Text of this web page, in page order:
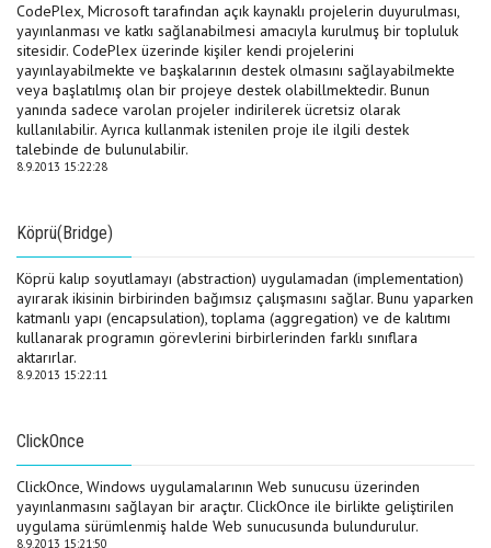
CodePlex, Microsoft tarafından açık kaynaklı projelerin duyurulması,
yayınlanması ve katkı sağlanabilmesi amacıyla kurulmuş bir topluluk
sitesidir. CodePlex üzerinde kişiler kendi projelerini
yayınlayabilmekte ve başkalarının destek olmasını sağlayabilmekte
veya başlatılmış olan bir projeye destek olabillmektedir. Bunun
yanında sadece varolan projeler indirilerek ücretsiz olarak
kullanılabilir. Ayrıca kullanmak istenilen proje ile ilgili destek
talebinde de bulunulabilir.
8.9.2013 15:22:28
Köprü(Bridge)
Köprü kalıp soyutlamayı (abstraction) uygulamadan (implementation)
ayırarak ikisinin birbirinden bağımsız çalışmasını sağlar. Bunu yaparken
katmanlı yapı (encapsulation), toplama (aggregation) ve de kalıtımı
kullanarak programın görevlerini birbirlerinden farklı sınıflara
aktarırlar.
8.9.2013 15:22:11
ClickOnce
ClickOnce, Windows uygulamalarının Web sunucusu üzerinden
yayınlanmasını sağlayan bir araçtır. ClickOnce ile birlikte geliştirilen
uygulama sürümlenmiş halde Web sunucusunda bulundurulur.
8.9.2013 15:21:50